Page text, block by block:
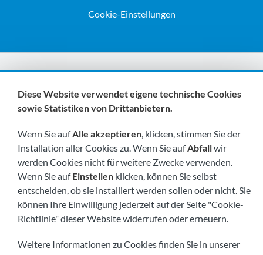
Cookie-Einstellungen
Wir sind Mitglieder von:
Besuchen Sie uns bald unter:
Diese Website verwendet eigene technische Cookies
sowie Statistiken von Drittanbietern.
Wenn Sie aufAlle akzeptieren, klicken, stimmen Sie der
Installation aller Cookies zu. Wenn Sie aufAbfallwir
werden Cookies nicht für weitere Zwecke verwenden.
Wenn Sie aufEinstellen klicken, können Sie selbst
entscheiden, ob sie installiert werden sollen oder nicht. Sie
können Ihre Einwilligung jederzeit auf der Seite "Cookie-
Richtlinie" dieser Website widerrufen oder erneuern.
Weitere Informationen zu Cookies finden Sie in unserer